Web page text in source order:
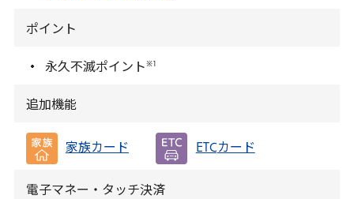
ポイント
永久不滅ポイント ※
追加機能
家族カード ETCカード
電子マネー・タッチ決済